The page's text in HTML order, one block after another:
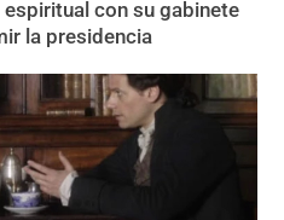
con su gabinete
la presidencia